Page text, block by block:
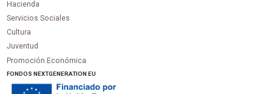
Hacienda
Servicios Sociales
Cultura
Juventud
Promoción Económica
FONDOS NEXTGENERATION EU